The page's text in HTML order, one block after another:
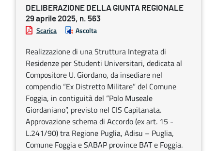
DELIBERAZIONE DELLA GIUNTA REGIONALE
29 aprile 2025, n. 563
Scarica Ascolta
Realizzazione di una Struttura Integrata di
Residenze per Studenti Universitari, dedicata al
Compositore U. Giordano, da insediare nel
compendio “Ex Distretto Militare” del Comune
Foggia, in contiguità del “Polo Museale
Giordaniano”, previsto nel CIS Capitanata.
Approvazione schema di Accordo (ex art. 15 -
L.241/90) tra Regione Puglia, Adisu – Puglia,
Comune Foggia e SABAP province BAT e Foggia.